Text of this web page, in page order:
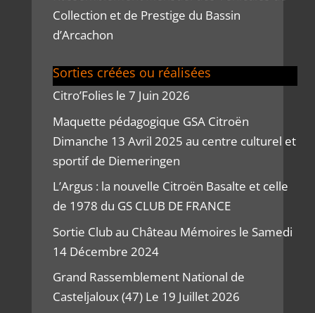
Collection et de Prestige du Bassin
d’Arcachon
Sorties créées ou réalisées
Citro’Folies le 7 Juin 2026
Maquette pédagogique GSA Citroën
Dimanche 13 Avril 2025 au centre culturel et
sportif de Diemeringen
L’Argus : la nouvelle Citroën Basalte et celle
de 1978 du GS CLUB DE FRANCE
Sortie Club au Château Mémoires le Samedi
14 Décembre 2024
Grand Rassemblement National de
Casteljaloux (47) Le 19 Juillet 2026